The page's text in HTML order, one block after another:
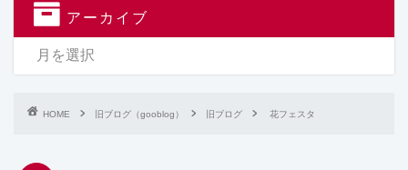
アーカイブ
HOME 旧ブログ（gooblog） 旧ブログ 花フェスタ